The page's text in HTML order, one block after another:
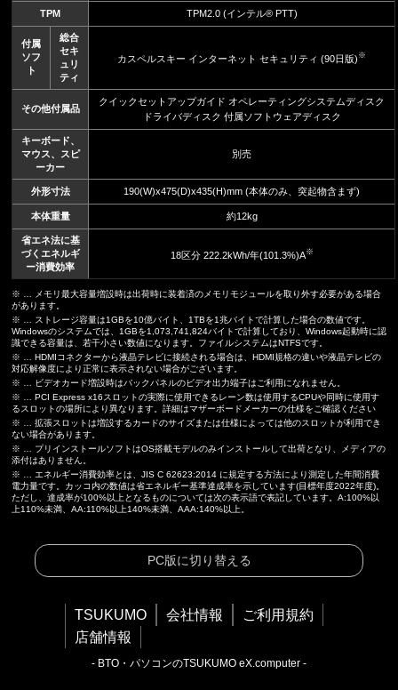
TPM TPM2.0 (インテル® PTT)
付属
ソフ
ト
総合
セキ
ュリ
ティ
カスペルスキー インターネット セキュリティ (90日版) ※
その他付属品
クイックセットアップガイド オペレーティングシステムディスク
ドライバディスク 付属ソフトウェアディスク
キーボード、
マウス、スピ
ーカー
別売
外形寸法 190(W)x475(D)x435(H)mm (本体のみ、突起物含まず)
本体重量 約12kg
省エネ法に基
づくエネルギ
ー消費効率
18区分 222.2kWh/年(101.3%)A※
※ … メモリ最大容量増設時は出荷時に装着済のメモリモジュールを取り外す必要がある場合
があります。
※ … ストレージ容量は1GBを10億バイト、1TBを1兆バイトで計算した場合の数値です。
Windowsのシステムでは、1GBを1,073,741,824バイトで計算しており、Windows起動時に認
識できる容量は、若干小さい数値になります。ファイルシステムはNTFSです。
※ … HDMIコネクターから液晶テレビに接続される場合は、HDMI規格の違いや液晶テレビの
対応解像度により正常に表示されない場合がございます。
※ … ビデオカード増設時はバックパネルのビデオ出力端子はご利用になれません。
※ … PCI Express x16スロットの実際に使用できるレーン数は使用するCPUや同時に使用す
るスロットの場所により異なります。詳細はマザーボードメーカーの仕様をご確認ください
※ … 拡張スロットは増設するカードのサイズまたは仕様によっては他のスロットが利用でき
ない場合があります。
※ … プリインストールソフトはOS搭載モデルのみインストールして出荷となり、メディアの
添付はありません。
※ … エネルギー消費効率とは、JIS C 62623:2014 に規定する方法により測定した年間消費
電力量です。カッコ内の数値は省エネルギー基準達成率を示しています(目標年度2022年度)。
ただし、達成率が100%以上となるものについては次の表示語で表記しています。A:100%以
上110%未満、AA:110%以上140%未満、AAA:140%以上。
PC版に切り替える
TSUKUMO 会社情報
ご利用規約
店舗情報
- BTO・パソコンのTSUKUMO eX.computer -